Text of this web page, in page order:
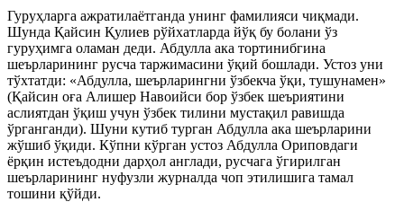
Гуруҳларга ажратилаётганда унинг фамилияси чиқмади.
Шунда Қайсин Қулиев рўйхатларда йўқ бу болани ўз
гуруҳимга оламан деди. Абдулла ака тортинибгина
шеърларининг русча таржимасини ўқий бошлади. Устоз уни
тўхтатди: «Абдулла, шеърларингни ўзбекча ўқи, тушунамен»
(Қайсин оға Алишер Навоийси бор ўзбек шеъриятини
аслиятдан ўқиш учун ўзбек тилини мустақил равишда
ўрганганди). Шуни кутиб турган Абдулла ака шеърларини
жўшиб ўқиди. Кўпни кўрган устоз Абдулла Ориповдаги
ёрқин истеъдодни дарҳол англади, русчага ўгирилган
шеърларининг нуфузли журналда чоп этилишига тамал
тошини қўйди.